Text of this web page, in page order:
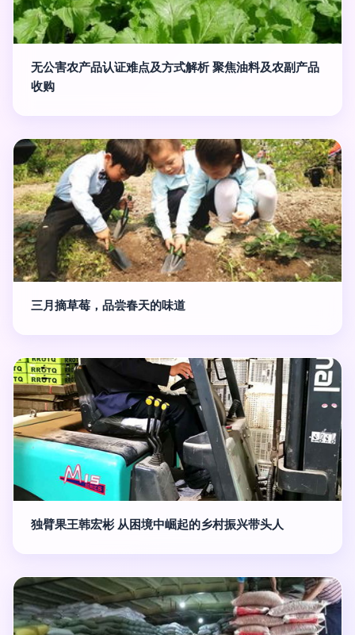
无公害农产品认证难点及方式解析 聚焦油料及农副产品
收购
三月摘草莓，品尝春天的味道
独臂果王韩宏彬 从困境中崛起的乡村振兴带头人